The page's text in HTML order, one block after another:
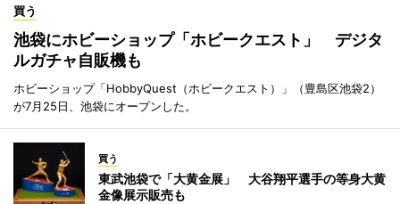
買う
池袋にホビーショップ「ホビークエスト」 デジタ
ルガチャ自販機も
ホビーショップ「HobbyQuest（ホビークエスト）」（豊島区池袋2）
が7月25日、池袋にオープンした。
買う
東武池袋で「大黄金展」 大谷翔平選手の等身大黄
金像展示販売も